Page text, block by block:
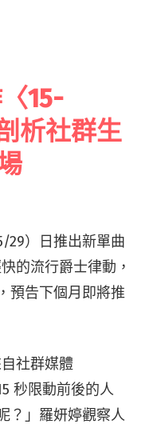
15-
析社群生
29）日推出新單曲
的流行爵士律動，
預告下個月即將推
社群媒體
秒限動前後的人
？」羅妍婷觀察人